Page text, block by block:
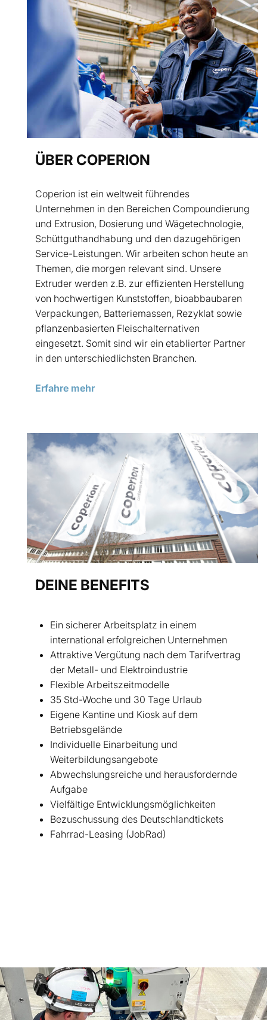
ÜBER COPERION
Coperion ist ein weltweit führendes
Unternehmen in den Bereichen Compoundierung
und Extrusion, Dosierung und Wägetechnologie,
Schüttguthandhabung und den dazugehörigen
Service-Leistungen. Wir arbeiten schon heute an
Themen, die morgen relevant sind. Unsere
Extruder werden z.B. zur effizienten Herstellung
von hochwertigen Kunststoffen, bioabbaubaren
Verpackungen, Batteriemassen, Rezyklat sowie
pflanzenbasierten Fleischalternativen
eingesetzt. Somit sind wir ein etablierter Partner
in den unterschiedlichsten Branchen.
Erfahre mehr
DEINE BENEFITS
Ein sicherer Arbeitsplatz in einem
international erfolgreichen Unternehmen
Attraktive Vergütung nach dem Tarifvertrag
der Metall- und Elektroindustrie
Flexible Arbeitszeitmodelle
35 Std-Woche und 30 Tage Urlaub
Eigene Kantine und Kiosk auf dem
Betriebsgelände
Individuelle Einarbeitung und
Weiterbildungsangebote
Abwechslungsreiche und herausfordernde
Aufgabe
Vielfältige Entwicklungsmöglichkeiten
Bezuschussung des Deutschlandtickets
Fahrrad-Leasing (JobRad)